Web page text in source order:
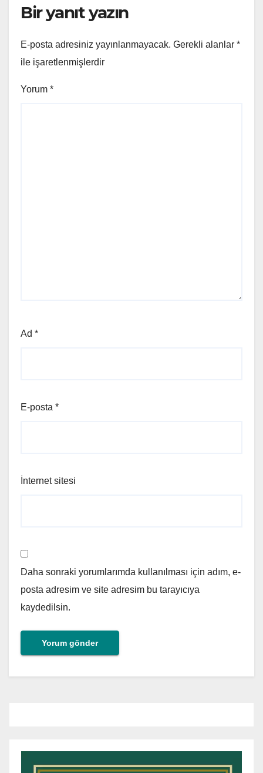
Bir yanıt yazın
E-posta adresiniz yayınlanmayacak. Gerekli alanlar *
ile işaretlenmişlerdir
Yorum *
Ad *
E-posta *
İnternet sitesi
Daha sonraki yorumlarımda kullanılması için adım, e-
posta adresim ve site adresim bu tarayıcıya
kaydedilsin.